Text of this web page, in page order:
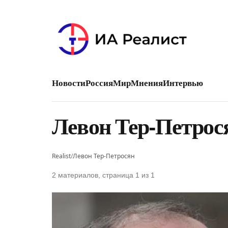
НовостиРоссияМирМненияИнтервью
Левон Тер-
Realist/Левон Тер-Петросян
2 материалов, страница 1 из 1